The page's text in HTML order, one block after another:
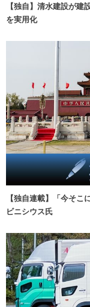
【独自】清水建設が
を実用化
【独自連載】「今そ
ビニシウス氏